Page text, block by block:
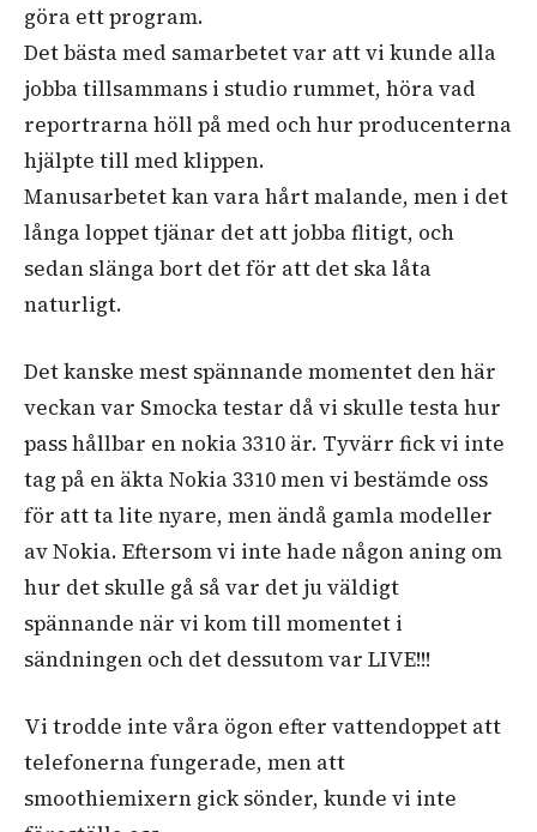
göra ett program.
Det bästa med samarbetet var att vi kunde alla
jobba tillsammans i studio rummet, höra vad
reportrarna höll på med och hur producenterna
hjälpte till med klippen.
Manusarbetet kan vara hårt malande, men i det
långa loppet tjänar det att jobba flitigt, och
sedan slänga bort det för att det ska låta
naturligt.
Det kanske mest spännande momentet den här
veckan var Smocka testar då vi skulle testa hur
pass hållbar en nokia 3310 är. Tyvärr fick vi inte
tag på en äkta Nokia 3310 men vi bestämde oss
för att ta lite nyare, men ändå gamla modeller
av Nokia. Eftersom vi inte hade någon aning om
hur det skulle gå så var det ju väldigt
spännande när vi kom till momentet i
sändningen och det dessutom var LIVE!!!
Vi trodde inte våra ögon efter vattendoppet att
telefonerna fungerade, men att
smoothiemixern gick sönder, kunde vi inte